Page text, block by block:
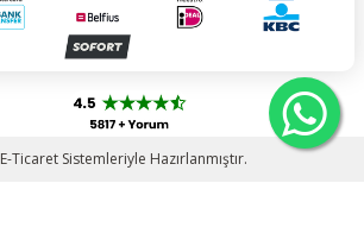
E-TicaretSistemleriyle Hazırlanmıştır.